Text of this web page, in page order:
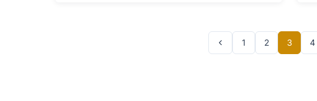
1 2 3 4